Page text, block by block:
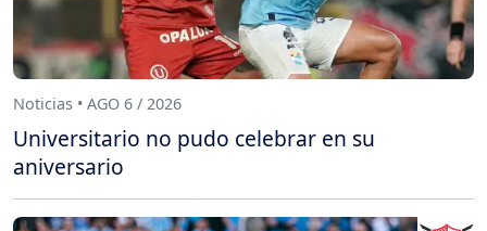
Noticias • AGO 6 / 2026
Universitario no pudo celebrar en su
aniversario